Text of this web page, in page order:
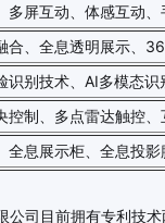
多屏互动、体感互动
合、全息透明展示、
识别技术、AI多模态识
控制、多点雷达触控、
全息展示柜、全息投
司目前拥有专利技术